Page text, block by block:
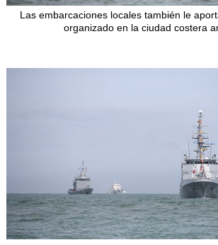
Las embarcaciones locales también le
organizado en la ciudad costera